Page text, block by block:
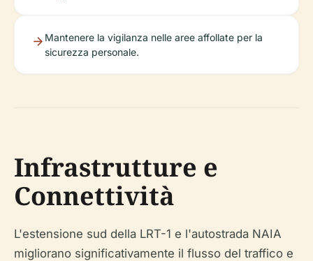
Mantenere la vigilanza nelle aree affollate per la
sicurezza personale.
Infrastrutture e
Connettività
L'estensione sud della LRT-1 e l'autostrada NAIA
migliorano significativamente il flusso del traffico e